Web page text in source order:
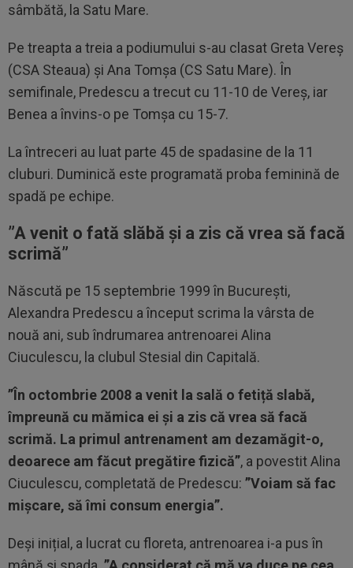
sâmbătă, la Satu Mare.
Pe treapta a treia a podiumului s-au clasat Greta Vereş
(CSA Steaua) şi Ana Tomşa (CS Satu Mare). În
semifinale, Predescu a trecut cu 11-10 de Vereş, iar
Benea a învins-o pe Tomşa cu 15-7.
La întreceri au luat parte 45 de spadasine de la 11
cluburi. Duminică este programată proba feminină de
spadă pe echipe.
”A venit o fată slăbă și a zis că vrea să facă
scrimă”
Născută pe 15 septembrie 1999 în București,
Alexandra Predescu a început scrima la vârsta de
nouă ani, sub îndrumarea antrenoarei Alina
Ciuculescu, la clubul Stesial din Capitală.
”În octombrie 2008 a venit la sală o fetiță slabă,
împreună cu mămica ei și a zis că vrea să facă
scrimă. La primul antrenament am dezamăgit-o,
deoarece am făcut pregătire fizică”, a povestit Alina
Ciuculescu, completată de Predescu: ”Voiam să fac
mișcare, să îmi consum energia”.
Deși inițial, a lucrat cu floreta, antrenoarea i-a pus în